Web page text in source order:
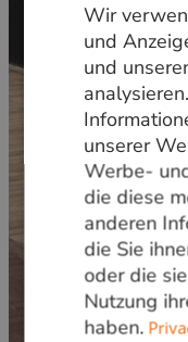
Wir
und
und
unserer
Werbe-
die diese
anderen
die Sie
oder die
Nutzung
haben.